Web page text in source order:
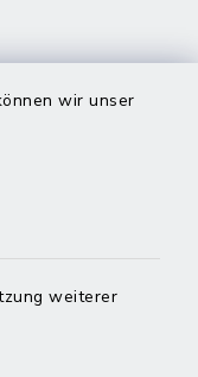
wir unser
weiterer